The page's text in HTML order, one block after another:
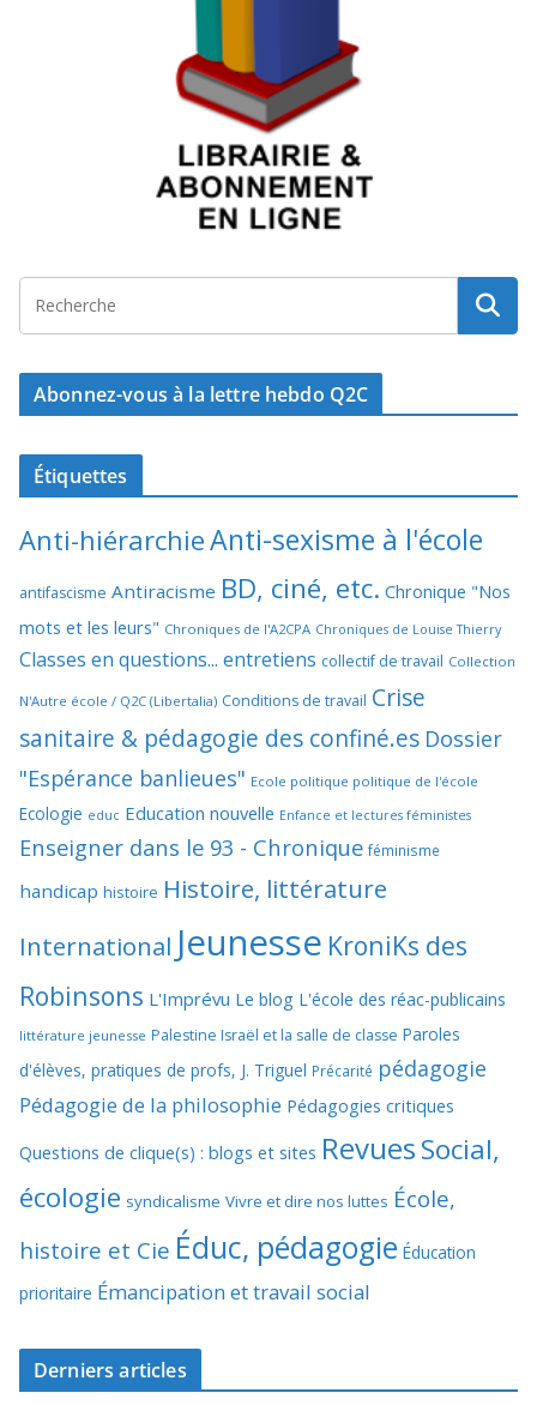
Abonnez-vous à la lettre hebdo Q2C
Étiquettes
Anti-hiérarchieAnti-sexisme à l'école
antifascisme Antiracisme BD, ciné, etc. Chronique "Nos
mots et les leurs" Chroniques de l'A2CPA Chroniques de Louise Thierry
Classes en questions... entretiens collectif de travail Collection
N'Autre école / Q2C (Libertalia) Conditions de travail Crise
sanitaire & pédagogie des confiné.es Dossier
"Espérance banlieues" Ecole politique politique de l'école
Ecologie educ Education nouvelle Enfance et lectures féministes
Enseigner dans le 93 - Chronique féminisme
handicap histoire Histoire, littérature
International Jeunesse KroniKs des
Robinsons L'Imprévu Le blog L'école des réac-publicains
littérature jeunesse Palestine Israël et la salle de classe Paroles
d'élèves, pratiques de profs, J. Triguel Précarité pédagogie
Pédagogie de la philosophie Pédagogies critiques
Questions de clique(s) : blogs et sites RevuesSocial,
écologie syndicalisme Vivre et dire nos luttes École,
histoire et Cie Éduc, pédagogie Éducation
prioritaire Émancipation et travail social
Derniers articles